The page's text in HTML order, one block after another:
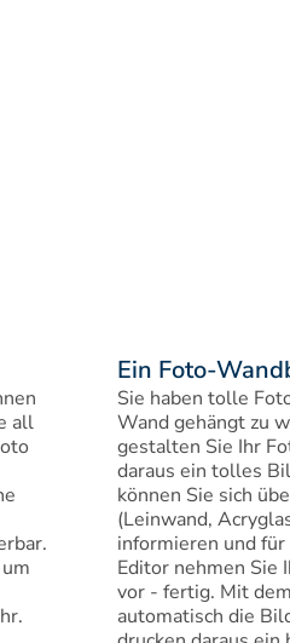
all
Ein Foto-
Sie haben tolle
Wand gehängt zu
gestalten Sie Ihr
daraus ein tolles
können Sie sich
(Leinwand,
informieren und
Editor nehmen Sie
vor - fertig. Mit
automatisch die